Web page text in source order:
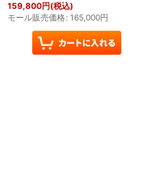
159,800円(税込)
モール販売価格: 165,000円